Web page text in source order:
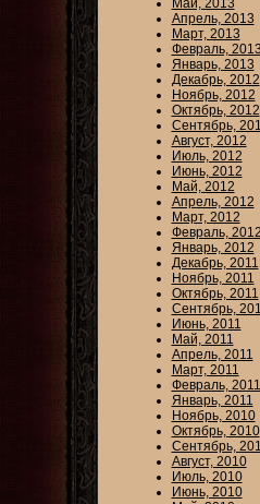
Май, 2013
Апрель, 2013
Март, 2013
Февраль, 2013
Январь, 2013
Декабрь, 2012
Ноябрь, 2012
Октябрь, 2012
Сентябрь,
Август, 2012
Июль, 2012
Июнь, 2012
Май, 2012
Апрель, 2012
Март, 2012
Февраль, 2012
Январь, 2012
Декабрь, 2011
Ноябрь, 2011
Октябрь, 2011
Сентябрь,
Июнь, 2011
Май, 2011
Апрель, 2011
Март, 2011
Февраль, 2011
Январь, 2011
Ноябрь, 2010
Октябрь, 2010
Сентябрь,
Август, 2010
Июль, 2010
Июнь, 2010